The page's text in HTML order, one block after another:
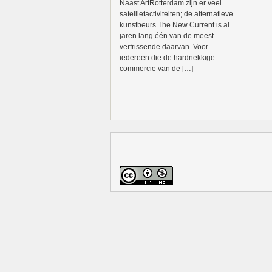
Naast ArtRotterdam zijn er veel
satellietactiviteiten; de alternatieve
kunstbeurs The New Current is al
jaren lang één van de meest
verfrissende daarvan. Voor
iedereen die de hardnekkige
commercie van de […]